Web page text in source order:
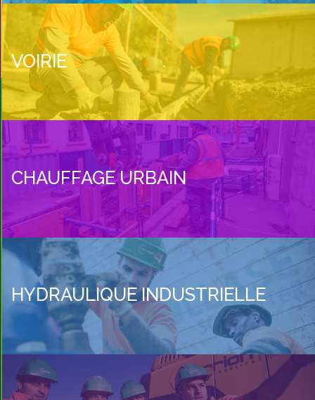
VOIRIE
CHAUFFAGE URBAIN
HYDRAULIQUE INDUSTRIELLE